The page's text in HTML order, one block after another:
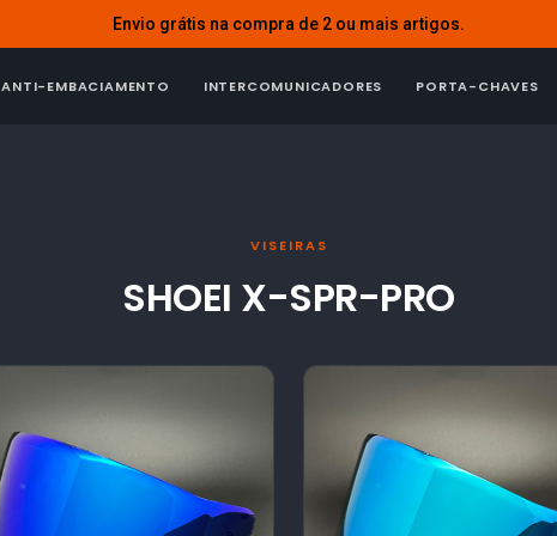
Envio grátis na compra de 2 ou mais artigos.
ANTI-EMBACIAMENTO INTERCOMUNICADORES PORTA-CHAVES
VISEIRAS
SHOEI X-SPR-PRO